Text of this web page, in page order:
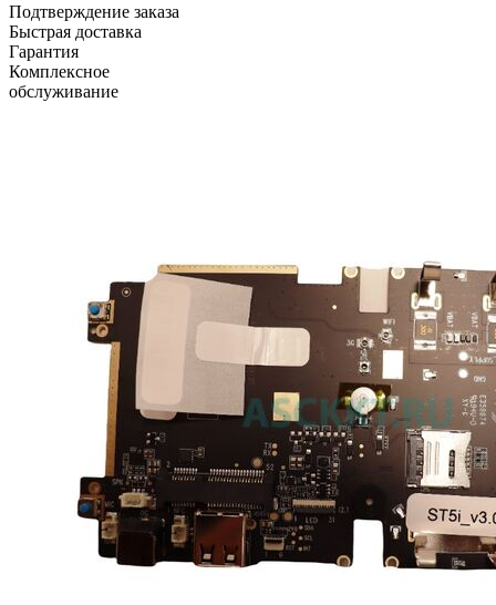
Подтверждение заказа
Быстрая доставка
Гарантия
Комплексное
обслуживание